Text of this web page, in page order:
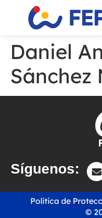
Daniel
Sánchez
Síguenos:
©
Política de